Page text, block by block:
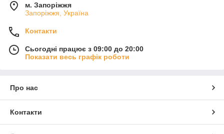
м. Запоріжжя
Запоріжжя, Україна
Контакти
Сьогодні працює з 09:00 до 20:00
Показати весь графік роботи
Про нас
Контакти